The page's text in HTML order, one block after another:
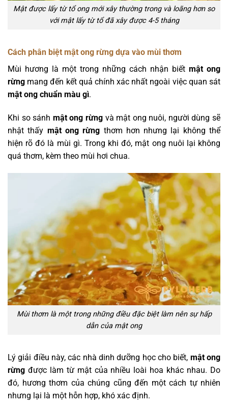
Mật được lấy từ tổ ong mới xây thường trong và loãng hơn so
với mật lấy từ tổ đã xây được 4-5 tháng
Cách phân biệt mật ong rừng dựa vào mùi thơm
Mùi hương là một trong những cách nhận biết mật ong
rừng mang đến kết quả chính xác nhất ngoài việc quan sát
mật ong chuẩn màu gì.
Khi so sánh mật ong rừng và mật ong nuôi, người dùng sẽ
nhật thấy mật ong rừng thơm hơn nhưng lại không thể
hiện rõ đó là mùi gì. Trong khi đó, mật ong nuôi lại không
quá thơm, kèm theo mùi hơi chua.
Mùi thơm là một trong những điều đặc biệt làm nên sự hấp
dẫn của mật ong
Lý giải điều này, các nhà dinh dưỡng học cho biết, mật ong
rừng được làm từ mật của nhiều loài hoa khác nhau. Do
đó, hương thơm của chúng cũng đến một cách tự nhiên
nhưng lại là một hỗn hợp, khó xác định.